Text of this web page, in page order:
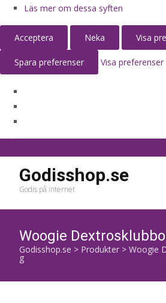
Läs mer om dessa syften
Acceptera Neka Visa
Spara preferenser Visa preferenser
Godisshop.se
Godis på internet
Woogie
Godisshop.se > Produkter > Woogie
g